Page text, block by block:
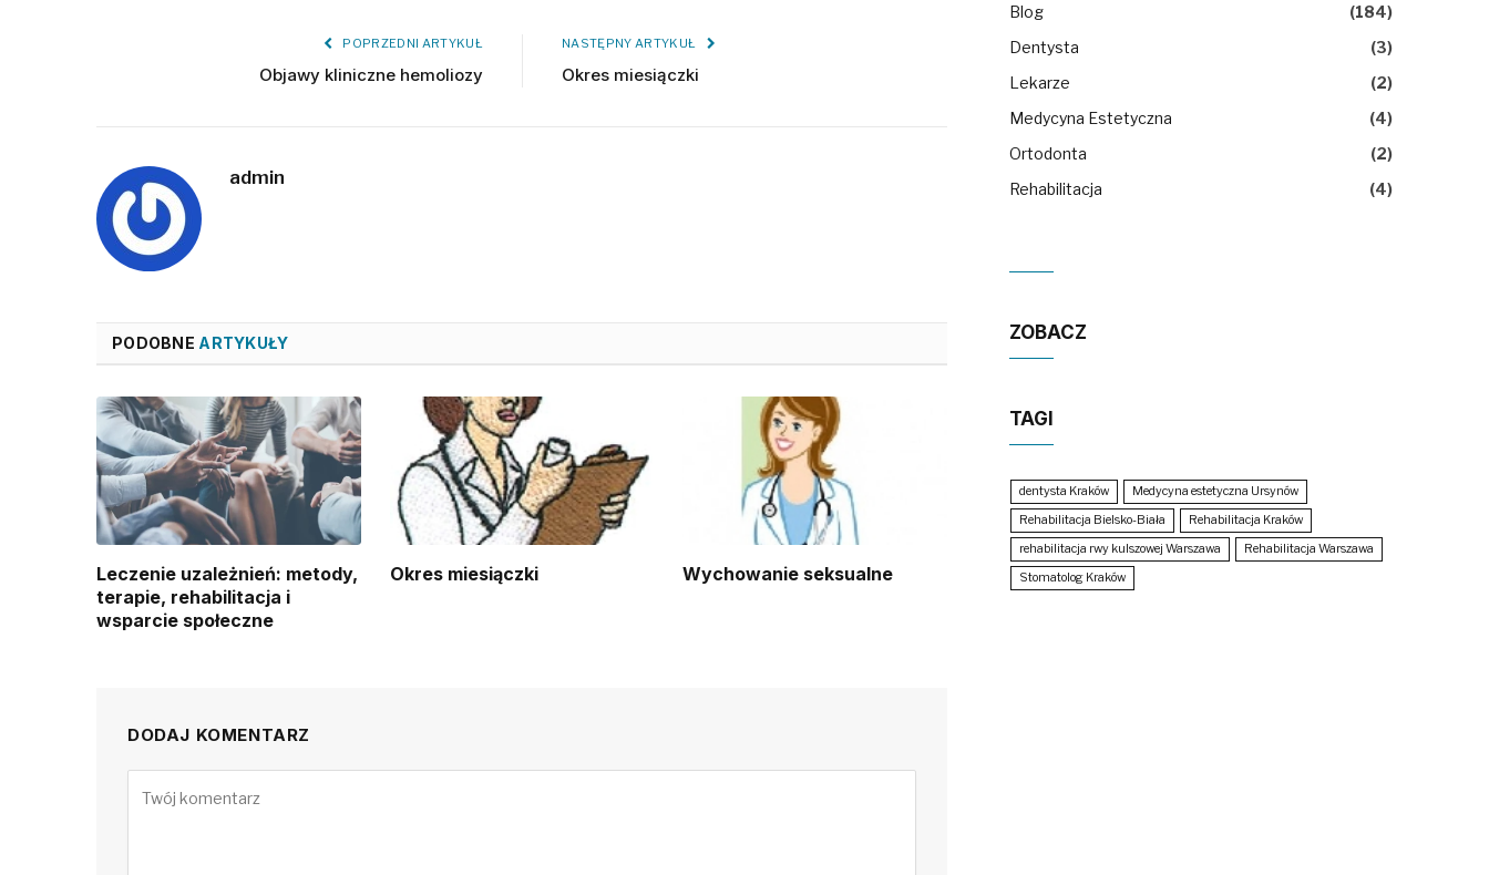
POPRZEDNI ARTYKUŁ
Objawy kliniczne hemoliozy
NASTĘPNY ARTYKUŁ
Okres miesiączki
admin
PODOBNE ARTYKUŁY
Leczenie uzależnień: metody,
terapie, rehabilitacja i
wsparcie społeczne
Okres miesiączki Wychowanie seksualne
DODAJ KOMENTARZ
Blog
(184)
Dentysta
(3)
Lekarze
(2)
Medycyna Estetyczna
(4)
Ortodonta
(2)
Rehabilitacja
(4)
ZOBACZ
TAGI
dentysta Kraków
Medycyna estetyczna Ursynów
Rehabilitacja Bielsko-Biała
Rehabilitacja Kraków
rehabilitacja rwy kulszowej Warszawa
Rehabilitacja Warszawa
Stomatolog Kraków